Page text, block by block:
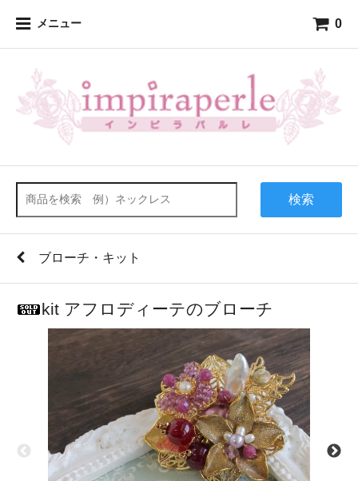
メニュー 0
検索
ブローチ・キット
kit アフロディーテのブローチ